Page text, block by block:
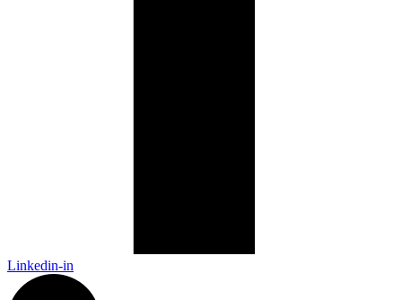
Linkedin-in